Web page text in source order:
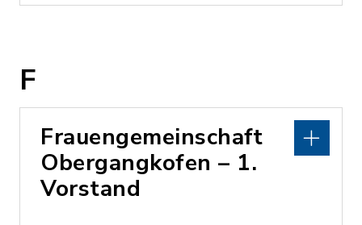
F
Frauengemeinschaft
Obergangkofen – 1.
Vorstand